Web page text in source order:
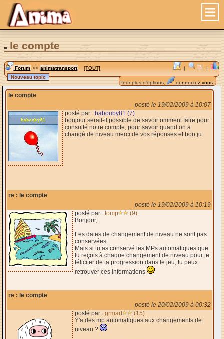
le compte
| |
Forum >>animatransport [TOUT]
Pour plus d'options, connectez vous!
le compte
posté le 19/02/2009 à 10:07
posté par : babouby81 (7)
bonjour serait-il possible de savoir omment faire pour
consulté notre compte, pour savoir quand on a
changé de niveau merci de vos réponses et bon ju
re : le compte
posté le 19/02/2009 à 10:19
posté par : tomp
(9)
Bonjour,
Les dates de changement de niveau ne sont pas
conservées.
Mais si tu as conservé les MPs automatiques que
tu reçois à chaque changement de niveau pour te
féliciter de ta progression dans le jeu, tu peux
retrouver ces informations
re : le compte
posté le 20/02/2009 à 00:32
posté par : grmarf
(15)
Y'a des mp automatiques aux changements de
niveau ?